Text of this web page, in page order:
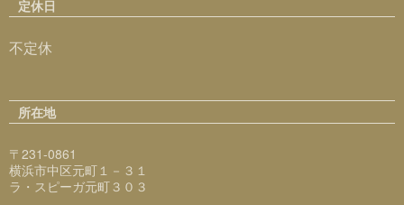
定休日
不定休
所在地
〒231-0861
横浜市中区元町１－３１
ラ・スピーガ元町３０３